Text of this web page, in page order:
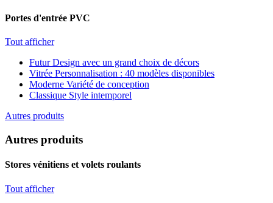
Portes d'entrée PVC
Tout afficher
Futur Design avec un grand choix de décors
Vitrée Personnalisation : 40 modèles disponibles
Moderne Variété de conception
Classique Style intemporel
Autres produits
Autres produits
Stores vénitiens et volets roulants
Tout afficher